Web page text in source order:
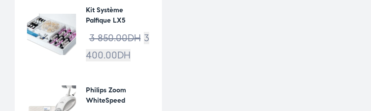
Kit Système
Palfique LX5
3 850.00DH 3
400.00DH
Philips Zoom
WhiteSpeed